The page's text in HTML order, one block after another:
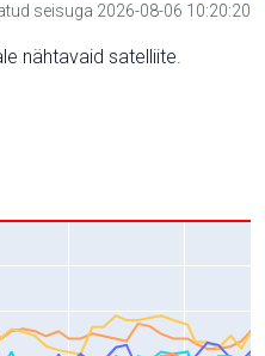
seisuga 2026-08-06 10:20:20
nähtavaid satelliite.